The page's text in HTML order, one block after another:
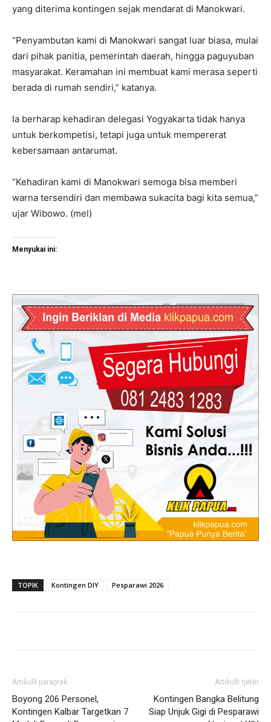
yang diterima kontingen sejak mendarat di Manokwari.
“Penyambutan kami di Manokwari sangat luar biasa, mulai
dari pihak panitia, pemerintah daerah, hingga paguyuban
masyarakat. Keramahan ini membuat kami merasa seperti
berada di rumah sendiri,” katanya.
Ia berharap kehadiran delegasi Yogyakarta tidak hanya
untuk berkompetisi, tetapi juga untuk mempererat
kebersamaan antarumat.
“Kehadiran kami di Manokwari semoga bisa memberi
warna tersendiri dan membawa sukacita bagi kita semua,”
ujar Wibowo. (mel)
Menyukai ini:
TOPIK Kontingen DIY Pesparawi 2026
Artikulli paraprak
Boyong 206 Personel,
Kontingen Kalbar Targetkan 7
Artikulli tjetër
Kontingen Bangka Belitung
Siap Unjuk Gigi di Pesparawi